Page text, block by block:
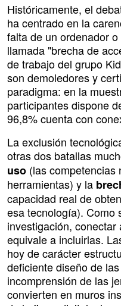
Históricamente, el
ha centrado en la
falta de un ordenador
llamada "brecha de
de trabajo del grupo
son demoledores y
paradigma: en la
participantes dispone
96,8% cuenta con
La exclusión
otras dos batallas
uso (las competencias
herramientas) y la
capacidad real de
esa tecnología). Como
investigación,
equivale a incluirlas.
hoy de carácter
deficiente diseño de
incomprensión de las
convierten en muros